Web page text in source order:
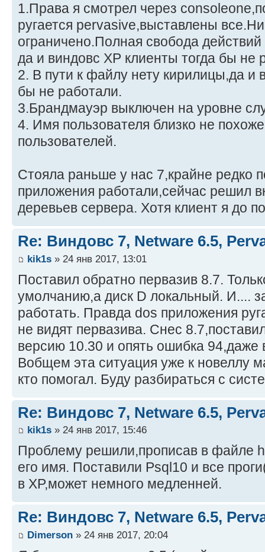
1.Права я смотрел через
ругается pervasive,выставлены
ограничено.Полная свобода
да и виндовс XP клиенты тогда бы не
2. В пути к файлу нету кирилицы,да и
бы не работали.
3.Брандмауэр выключен на уровне
4. Имя пользователя близко не
пользователей.
Стояла раньше у нас 7,крайне редко
приложения работали,сейчас решил
деревьев сервера. Хотя клиент я до
Re: Виндовс 7, Netware 6.5,
kik1s » 24 янв 2017, 13:01
Поставил обратно первазив 8.7.
умолчанию,а диск D локальный. И....
работать. Правда dos приложения
не видят первазива. Снес
версию 10.30 и опять ошибка 94,даже
Вобщем эта ситуация уже к новеллу
кто помогал. Буду разбираться с
Re: Виндовс 7, Netware 6.5,
kik1s » 24 янв 2017, 15:46
Проблему решили,прописав в файле
его имя. Поставили Psql10 и все
в XP,может немного медленней.
Re: Виндовс 7, Netware 6.5,
Dimerson » 24 янв 2017, 20:04